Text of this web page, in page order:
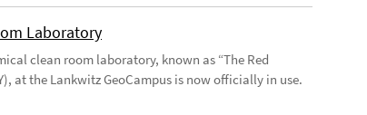
Laboratory
clean room laboratory, known as “The Red
at the Lankwitz GeoCampus is now officially in use.